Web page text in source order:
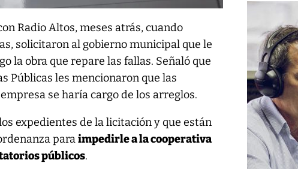
Radio Altos, meses atrás, cuando
solicitaron al gobierno municipal que le
la obra que repare las fallas. Señaló que
Públicas les mencionaron que las
se haría cargo de los arreglos.
expedientes de la licitación y que están
paraimpedirle a la cooperativa
públicos.